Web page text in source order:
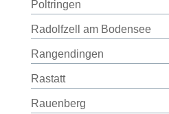
Poltringen
Radolfzell am Bodensee
Rangendingen
Rastatt
Rauenberg